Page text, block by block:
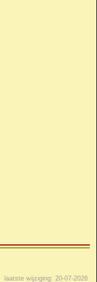
laatste wijziging: 20-07-2026